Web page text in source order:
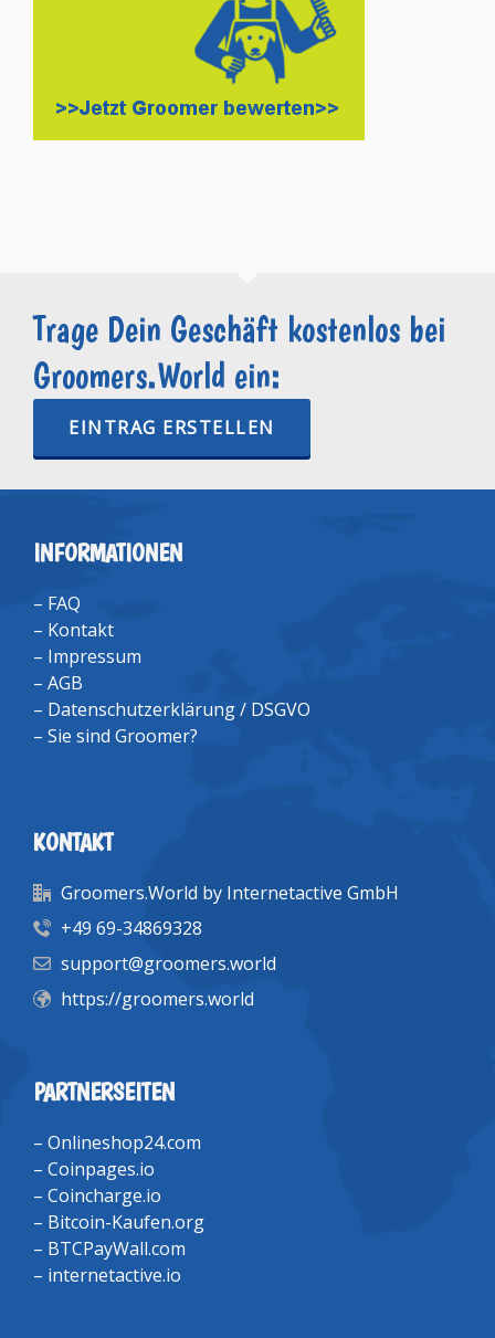
Trage Dein Geschäft kostenlos bei
Groomers.World ein:
EINTRAG ERSTELLEN
INFORMATIONEN
– FAQ
– Kontakt
– Impressum
– AGB
– Datenschutzerklärung / DSGVO
– Sie sind Groomer?
KONTAKT
Groomers.World by Internetactive GmbH
+49 69-34869328
support@groomers.world
https://groomers.world
PARTNERSEITEN
– Onlineshop24.com
– Coinpages.io
– Coincharge.io
– Bitcoin-Kaufen.org
– BTCPayWall.com
– internetactive.io